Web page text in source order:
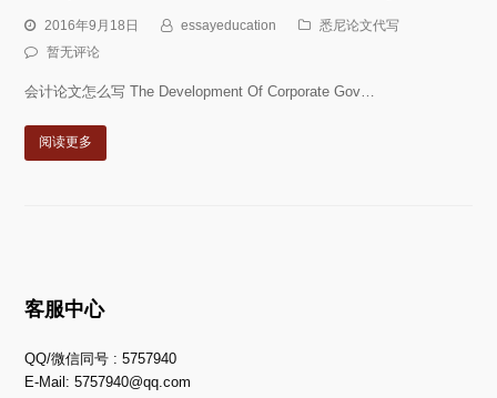
2016年9月18日 essayeducation
悉尼论文代写
暂无评论
会计论文怎么写 The Development Of Corporate Gov…
阅读更多
客服中心
QQ/微信同号 : 5757940
E-Mail:5757940@qq.com